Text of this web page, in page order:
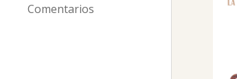
Comentarios